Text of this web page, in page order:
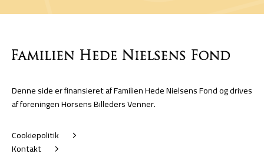
Denne side er finansieret af Familien Hede Nielsens Fond og drives
af foreningen Horsens Billeders Venner.
Cookiepolitik
Kontakt